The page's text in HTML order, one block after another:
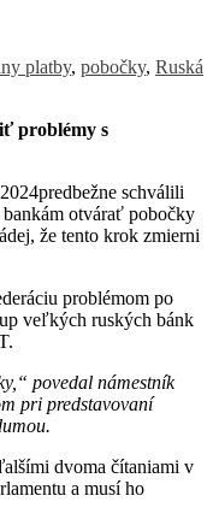
platby, pobočky, Ruská
problémy s
schválili
otvárať pobočky
že tento krok zmierni
problémom po
veľkých ruských bánk
povedal námestník
pri predstavovaní
dvoma čítaniami v
a musí ho